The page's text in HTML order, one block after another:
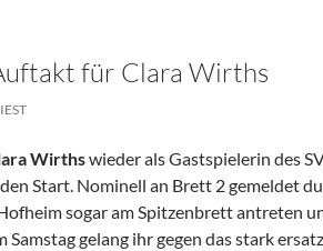
für Clara Wirths
Wirthswieder als Gastspielerin des
Start. Nominell an Brett 2 gemeldet
sogar am Spitzenbrett antreten
Samstag gelang ihr gegen das stark